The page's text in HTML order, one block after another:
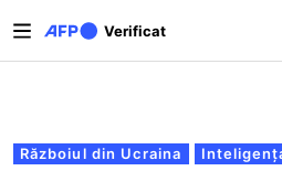
Verificat
Filele principale
Războiul din Ucraina